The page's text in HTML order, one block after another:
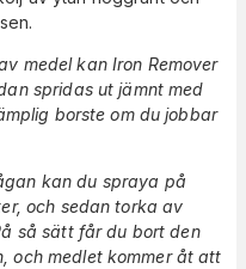
medel kan Iron Remover
spridas ut jämnt med
borste om du jobbar
kan du spraya på
och sedan torka av
så sätt får du bort den
och medlet kommer åt att